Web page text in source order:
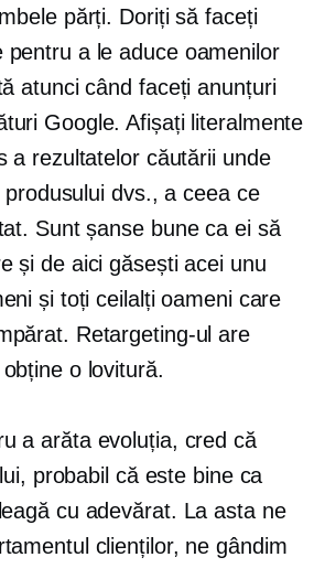
părți. Doriți să faceți
pentru a le aduce oamenilor
atunci când faceți anunțuri
Google. Afișați literalmente
a rezultatelor căutării unde
dvs., a ceea ce
Sunt șanse bune ca ei să
și de aici găsești acei unu
și toți ceilalți oameni care
Retargeting-ul are
o lovitură.
a arăta evoluția, cred că
probabil că este bine ca
cu adevărat. La asta ne
clienților, ne gândim